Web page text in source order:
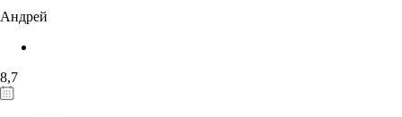
Андрей
8,7